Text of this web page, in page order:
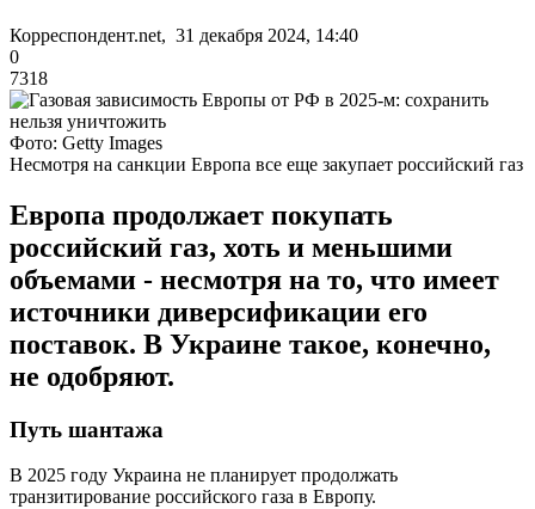
Корреспондент.net, 31 декабря 2024, 14:40
0
7318
Фото: Getty Images
Несмотря на санкции Европа все еще закупает российский газ
Европа продолжает покупать
российский газ, хоть и меньшими
объемами - несмотря на то, что имеет
источники диверсификации его
поставок. В Украине такое, конечно,
не одобряют.
Путь шантажа
В 2025 году Украина не планирует продолжать
транзитирование российского газа в Европу.